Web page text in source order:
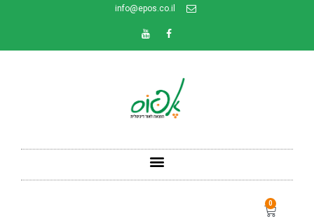
info@epos.co.il
0